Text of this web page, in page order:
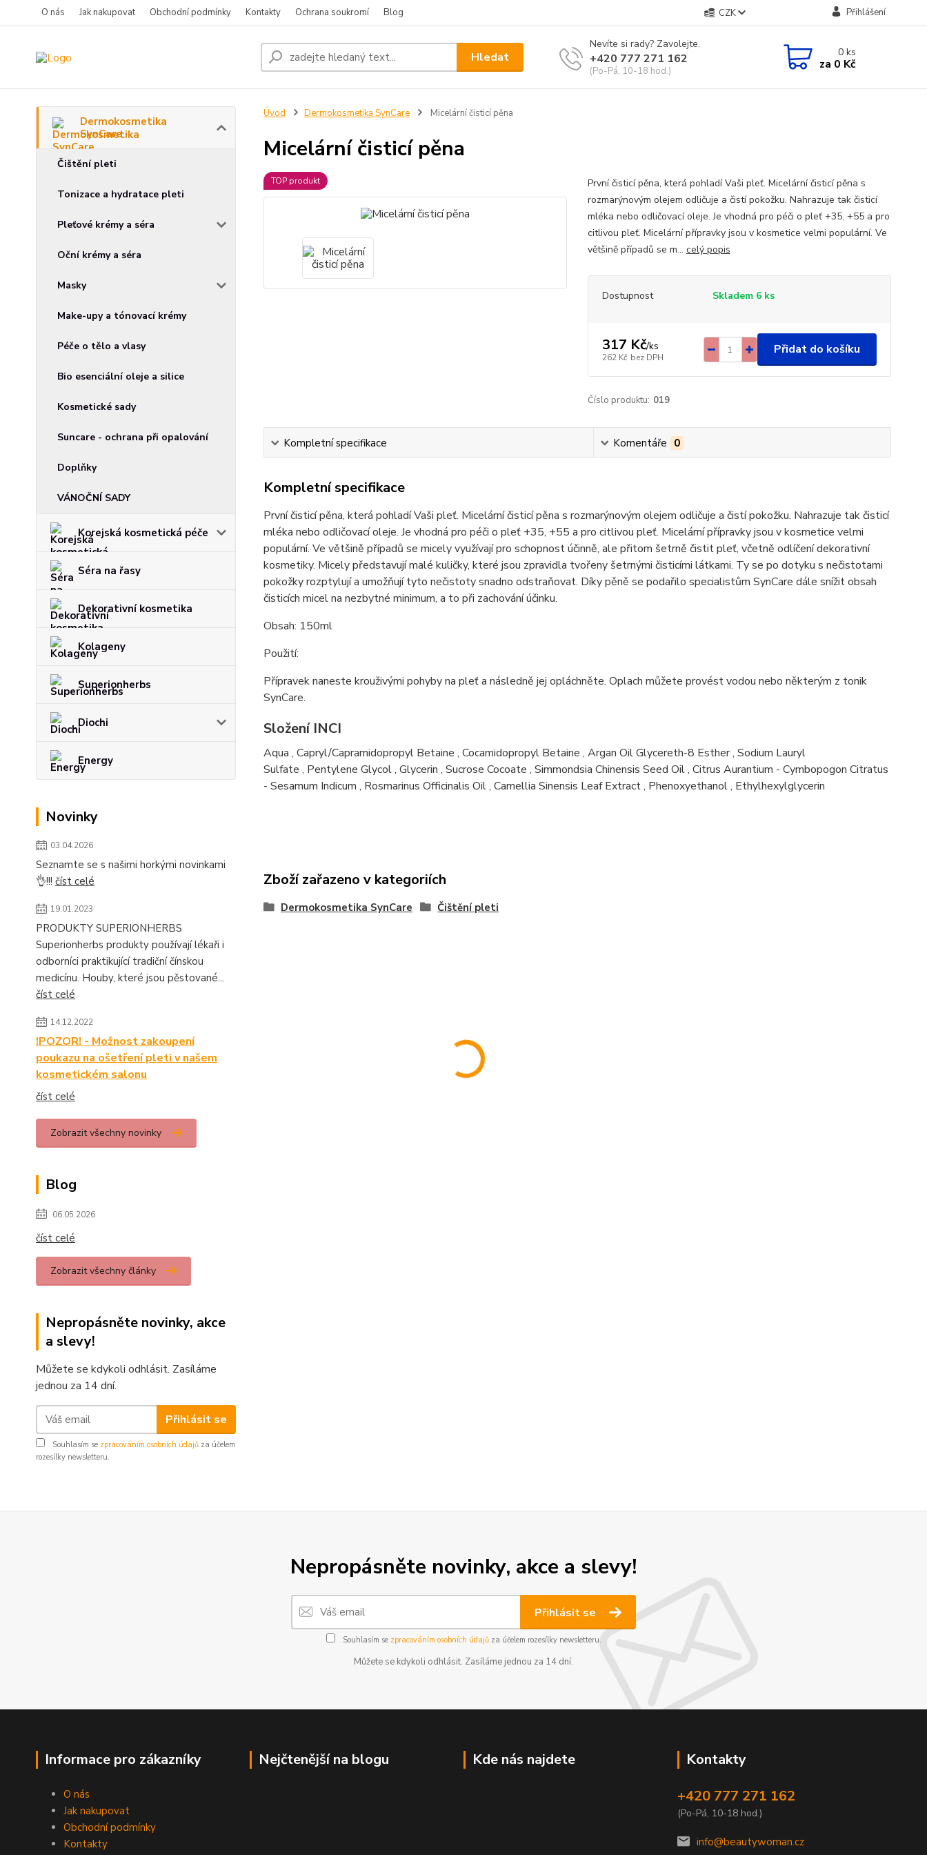
O nás Jak nakupovat Obchodní podmínky Kontakty Ochrana soukromí Blog CZK Přihlášení
Hledat
Nevíte si rady? Zavolejte.
+420 777 271 162
(Po-Pá, 10-18 hod.)
0ks
za 0 Kč
Dermokosmetika
SynCare
Čištění pleti
Tonizace a hydratace pleti
Pleťové krémy a séra
Oční krémy a séra
Masky
Make-upy a tónovací krémy
Péče o tělo a vlasy
Bio esenciální oleje a silice
Kosmetické sady
Suncare - ochrana při opalování
Doplňky
VÁNOČNÍ SADY
Korejská kosmetická péče
Séra na řasy
Dekorativní kosmetika
Kolageny
Superionherbs
Diochi
Energy
Novinky
03.04.2026
Seznamte se s našimi horkými novinkami
👌!!! číst celé
19.01.2023
PRODUKTY SUPERIONHERBS
Superionherbs produkty používají lékaři i
odborníci praktikující tradiční čínskou
medicínu. Houby, které jsou pěstované...
číst celé
14.12.2022
!POZOR! - Možnost zakoupení
poukazu na ošetření pleti v našem
kosmetickém salonu
číst celé
Zobrazit všechny novinky
Blog
06.05.2026
číst celé
Zobrazit všechny články
Nepropásněte novinky, akce
a slevy!
Můžete se kdykoli odhlásit. Zasíláme
jednou za 14 dní.
Přihlásit se
Souhlasím se zpracováním osobních údajů za účelem
rozesílky newsletteru.
Úvod Dermokosmetika SynCare Micelární čisticí pěna
Micelární čisticí pěna
TOP produkt
První čisticí pěna, která pohladí Vaši pleť. Micelární čisticí pěna s
rozmarýnovým olejem odličuje a čistí pokožku. Nahrazuje tak čisticí
mléka nebo odličovací oleje. Je vhodná pro péči o pleť +35, +55 a pro
citlivou pleť. Micelární přípravky jsou v kosmetice velmi populární. Ve
většině případů se m... celý popis
Dostupnost Skladem 6 ks
317 Kč/ks
262 Kč bez DPH
Přidat do košíku
Číslo produktu: 019
Kompletní specifikace Komentáře 0
Kompletní specifikace
První čisticí pěna, která pohladí Vaši pleť. Micelární čisticí pěna s rozmarýnovým olejem odličuje a čistí pokožku. Nahrazuje tak čisticí
mléka nebo odličovací oleje. Je vhodná pro péči o pleť +35, +55 a pro citlivou pleť. Micelární přípravky jsou v kosmetice velmi
populární. Ve většině případů se micely využívají pro schopnost účinně, ale přitom šetrně čistit pleť, včetně odlíčení dekorativní
kosmetiky. Micely představují malé kuličky, které jsou zpravidla tvořeny šetrnými čisticími látkami. Ty se po dotyku s nečistotami
pokožky rozptylují a umožňují tyto nečistoty snadno odstraňovat. Díky pěně se podařilo specialistům SynCare dále snížit obsah
čisticích micel na nezbytné minimum, a to při zachování účinku.
Obsah: 150ml
Použití:
Přípravek naneste krouživými pohyby na pleť a následně jej opláchněte. Oplach můžete provést vodou nebo některým z tonik
SynCare.
Složení INCI
Aqua , Capryl/Capramidopropyl Betaine , Cocamidopropyl Betaine , Argan Oil Glycereth-8 Esther, Sodium Lauryl
Sulfate , Pentylene Glycol, Glycerin , Sucrose Cocoate , Simmondsia Chinensis Seed Oil, Citrus Aurantium - Cymbopogon Citratus
- Sesamum Indicum , Rosmarinus Officinalis Oil, Camellia Sinensis Leaf Extract, Phenoxyethanol, Ethylhexylglycerin
Zboží zařazeno v kategoriích
Dermokosmetika SynCare Čištění pleti
Nepropásněte novinky, akce a slevy!
Přihlásit se
Souhlasím se zpracováním osobních údajůza účelem rozesílky newsletteru.
Můžete se kdykoli odhlásit. Zasíláme jednou za 14 dní.
Informace pro zákazníky
O nás
Jak nakupovat
Obchodní podmínky
Kontakty
Nejčtenější na blogu Kde nás najdete
Kontakty
+420 777 271 162
(Po-Pá, 10-18 hod.)
info@beautywoman.cz